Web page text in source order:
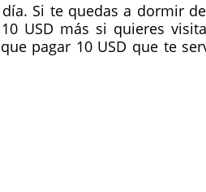
Si te quedas a dormir
USD más si quieres
pagar 10 USD que te